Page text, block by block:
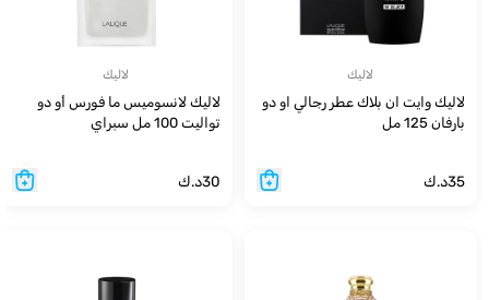
لاليك
لاليك وايت ان بلاك عطر رجالي او دو
بارفان 125 مل
35د.ك
لاليك
لاليك لانسوميس ما فورس أو دو
تواليت 100 مل سبراي
30د.ك